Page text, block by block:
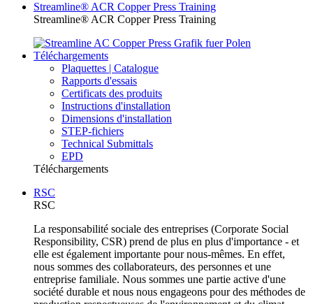
Streamline® ACR Copper Press Training
Streamline® ACR Copper Press Training
Téléchargements
Plaquettes | Catalogue
Rapports d'essais
Certificats des produits
Instructions d'installation
Dimensions d'installation
STEP-fichiers
Technical Submittals
EPD
Téléchargements
RSC
RSC
La responsabilité sociale des entreprises (Corporate Social
Responsibility, CSR) prend de plus en plus d'importance - et
elle est également importante pour nous-mêmes. En effet,
nous sommes des collaborateurs, des personnes et une
entreprise familiale. Nous sommes une partie active d'une
société durable et nous nous engageons pour des méthodes de